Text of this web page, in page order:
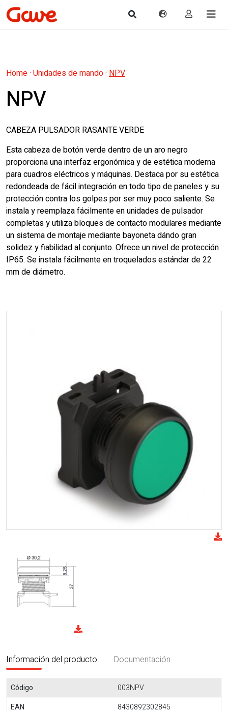
Home· Unidades de mando· NPV
NPV
CABEZA PULSADOR RASANTE VERDE
Esta cabeza de botón verde dentro de un aro negro
proporciona una interfaz ergonómica y de estética moderna
para cuadros eléctricos y máquinas. Destaca por su estética
redondeada de fácil integración en todo tipo de paneles y su
protección contra los golpes por ser muy poco saliente. Se
instala y reemplaza fácilmente en unidades de pulsador
completas y utiliza bloques de contacto modulares mediante
un sistema de montaje mediante bayoneta dándo gran
solidez y fiabilidad al conjunto. Ofrece un nivel de protección
IP65. Se instala fácilmente en troquelados estándar de 22
mm de diámetro.
Información del producto Documentación
Código
003NPV
EAN
8430892302845